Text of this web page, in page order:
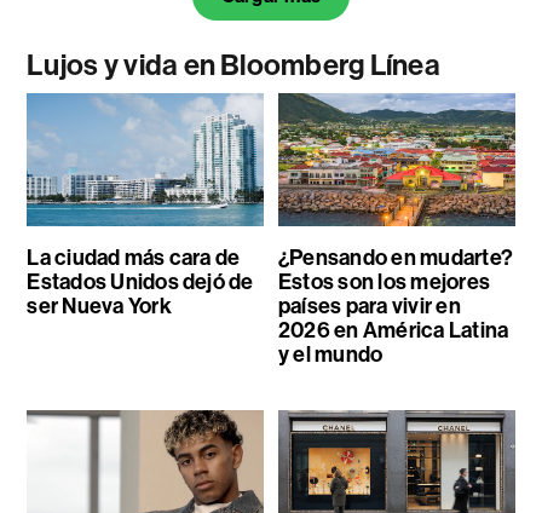
Lujos y vida en Bloomberg Línea
La ciudad más cara de
Estados Unidos dejó de
ser Nueva York
¿Pensando en mudarte?
Estos son los mejores
países para vivir en
2026 en América Latina
y el mundo